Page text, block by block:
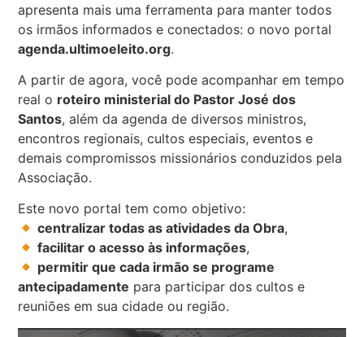
apresenta mais uma ferramenta para manter todos
os irmãos informados e conectados: o novo portal
agenda.ultimoeleito.org.
A partir de agora, você pode acompanhar em tempo
real o roteiro ministerial do Pastor José dos
Santos, além da agenda de diversos ministros,
encontros regionais, cultos especiais, eventos e
demais compromissos missionários conduzidos pela
Associação.
Este novo portal tem como objetivo:
centralizar todas as atividades da Obra,
facilitar o acesso às informações,
permitir que cada irmão se programe
antecipadamente para participar dos cultos e
reuniões em sua cidade ou região.